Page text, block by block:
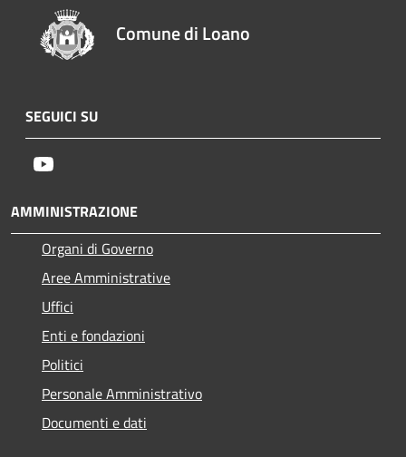
Comune di Loano
SEGUICI SU
AMMINISTRAZIONE
Organi di Governo
Aree Amministrative
Uffici
Enti e fondazioni
Politici
Personale Amministrativo
Documenti e dati